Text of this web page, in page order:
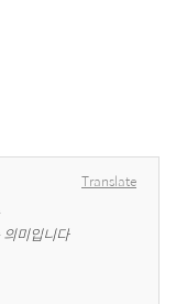
Translate
미입니다